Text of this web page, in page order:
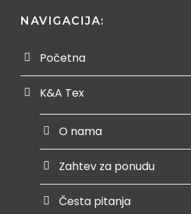
NAVIGACIJA:
Početna
K&A Tex
O nama
Zahtev za ponudu
Česta pitanja